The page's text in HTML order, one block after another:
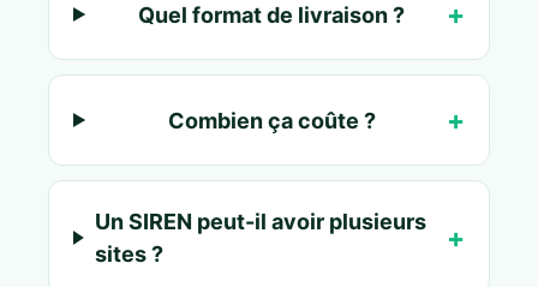
Quel format de livraison ?
Combien ça coûte ?
Un SIREN peut-il avoir plusieurs
sites ?